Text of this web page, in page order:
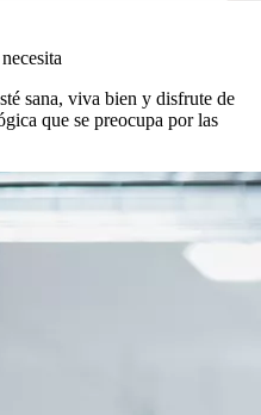
sana, viva bien y disfrute de
que se preocupa por las